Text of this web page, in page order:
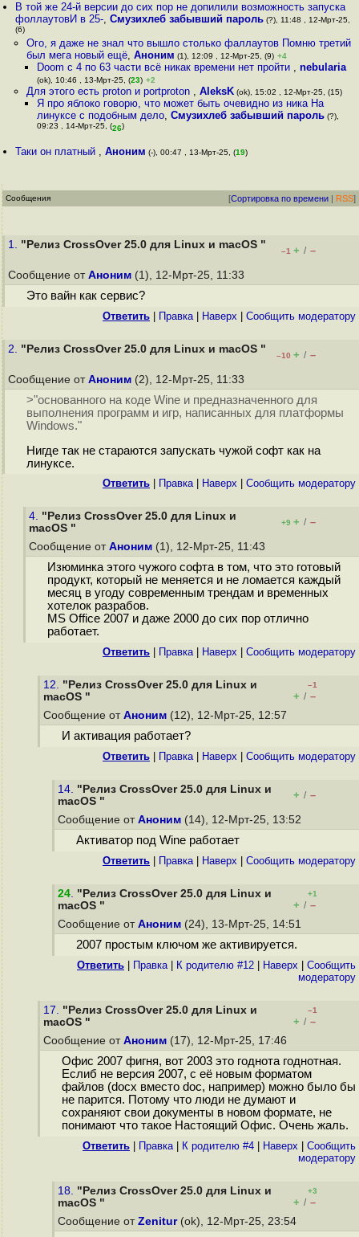
В той же 24-й версии до сих пор не допилили возможность запуска
фоллаутовИ в 25-,Смузихлеб забывший пароль (?), 11:48 , 12-Мрт-25,
(6)
Ого, я даже не знал что вышло столько фаллаутов Помню третий
был мега новый ещё, Аноним (1), 12:09 , 12-Мрт-25, (9) +4
Doom с 4 по 63 части всё никак времени нет пройти , nebularia
(ok), 10:46 , 13-Мрт-25, (23) +2
Для этого есть proton и portproton , AleksK(ok), 15:02 , 12-Мрт-25, (15)
Я про яблоко говорю, что может быть очевидно из ника На
линуксе с подобным дело, Смузихлеб забывший пароль(?),
09:23 , 14-Мрт-25, (26)
Таки он платный ,Аноним (-), 00:47 , 13-Мрт-25, (19)
Сообщения [Сортировка по времени | RSS]
1. "Релиз CrossOver 25.0 для Linux и macOS "
–1 + / –
Сообщение от Аноним (1), 12-Мрт-25, 11:33
Это вайн как сервис?
Ответить Правка| Наверх Cообщить модератору
2. "Релиз CrossOver 25.0 для Linux и macOS "
–10 + / –
Сообщение от Аноним (2), 12-Мрт-25, 11:33
>"основанного на коде Wine и предназначенного для
выполнения программ и игр, написанных для платформы
Windows."
Нигде так не стараются запускать чужой софт как на
линуксе.
Ответить Правка| Наверх Cообщить модератору
4. "Релиз CrossOver 25.0 для Linux и
macOS "
+9 + / –
Сообщение от Аноним (1), 12-Мрт-25, 11:43
Изюминка этого чужого софта в том, что это готовый
продукт, который не меняется и не ломается каждый
месяц в угоду современным трендам и временных
хотелок разрабов.
MS Office 2007 и даже 2000 до сих пор отлично
работает.
Ответить Правка| Наверх Cообщить модератору
12. "Релиз CrossOver 25.0 для Linux и
macOS "
–1
+ / –
Сообщение от Аноним (12), 12-Мрт-25, 12:57
И активация работает?
Ответить Правка| Наверх Cообщить модератору
14. "Релиз CrossOver 25.0 для Linux и
macOS "
+ / –
Сообщение от Аноним (14), 12-Мрт-25, 13:52
Активатор под Wine работает
Ответить Правка| Наверх Cообщить модератору
24. "Релиз CrossOver 25.0 для Linux и
macOS "
+1
+ / –
Сообщение от Аноним (24), 13-Мрт-25, 14:51
2007 простым ключом же активируется.
Ответить Правка| К родителю #12 Наверх
Cообщить
модератору
17. "Релиз CrossOver 25.0 для Linux и
macOS "
–1
+ / –
Сообщение от Аноним (17), 12-Мрт-25, 17:46
Офис 2007 фигня, вот 2003 это годнота годнотная.
Еслиб не версия 2007, с её новым форматом
файлов (docx вместо doc, например) можно было бы
не парится. Потому что люди не думают и
сохраняют свои документы в новом формате, не
понимают что такое Настоящий Офис. Очень жаль.
Ответить Правка| К родителю #4 Наверх
Cообщить
модератору
18. "Релиз CrossOver 25.0 для Linux и
macOS "
+3
+ / –
Сообщение от Zenitur(ok), 12-Мрт-25, 23:54